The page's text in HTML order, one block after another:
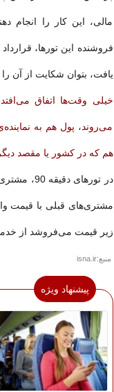
مالی، این كار را انجام
فروشنده‌ این تورها،
یافت، بتوان شكایت از آن را
خیلی وقت‌ها اتفاق می‌افتد
می‌روند، پول هم به
هم كه در كشور یا مقصد
در
مشتری‌های قبلی با قیمت
زیر قیمت می‌فروشد از
منبع:isna.ir
پیشنهاد ویژه